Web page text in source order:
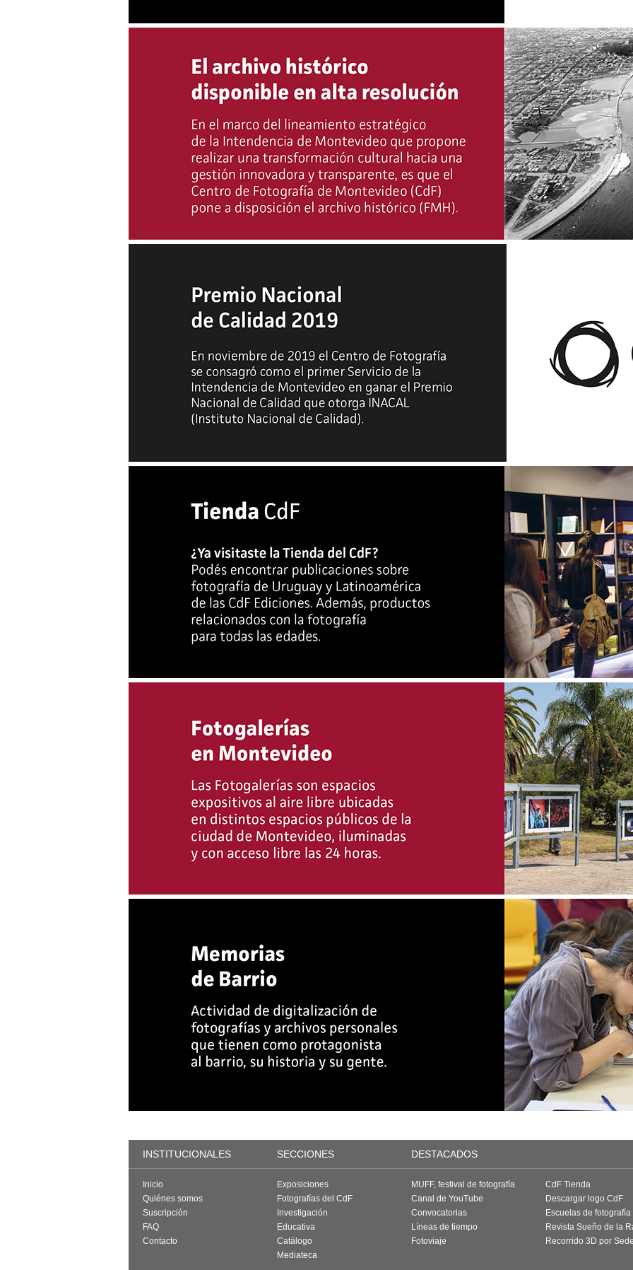
INSTITUCIONALES SECCIONES DESTACADOS
Inicio
Quiénes somos
Suscripción
FAQ
Contacto
Exposiciones
Fotografías del CdF
Investigación
Educativa
Catálogo
Mediateca
MUFF, festival de fotografía
Canal de YouTube
Convocatorias
Líneas de tiempo
Fotoviaje
CdF Tienda
Descargar logo CdF
Escuelas de fotografía
Revista Sueño de la
Recorrido 3D por